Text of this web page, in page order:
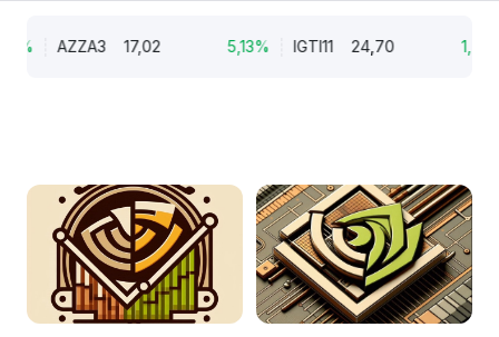
AZZA3 17,02 5,13% IGTI11 24,70 1,77%